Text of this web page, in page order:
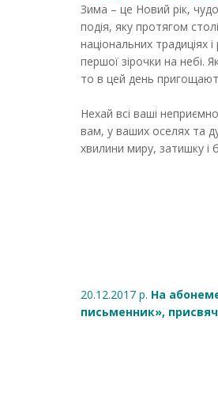
Зима – це Новий рік,
подія, яку протягом
національних традиціях
першої зірочки на небі.
то в цей день
Нехай всі ваші
вам, у ваших оселях та
хвилини миру, затишку і
20.12.2017 р. На
письменник»,